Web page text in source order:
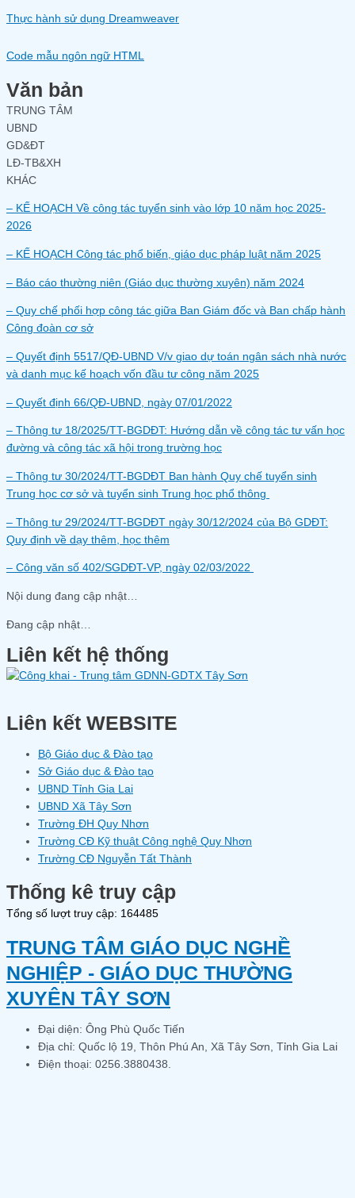
Thực hành sử dụng Dreamweaver
Code mẫu ngôn ngữ HTML
Văn bản
TRUNG TÂM
UBND
GD&ĐT
LĐ-TB&XH
KHÁC
– KẾ HOẠCH Về công tác tuyển sinh vào lớp 10 năm học 2025-
2026
– KẾ HOẠCH Công tác phổ biến, giáo dục pháp luật năm 2025
– Báo cáo thường niên (Giáo dục thường xuyên) năm 2024
– Quy chế phối hợp công tác giữa Ban Giám đốc và Ban chấp hành
Công đoàn cơ sở
– Quyết định 5517/QĐ-UBND V/v giao dự toán ngân sách nhà nước
và danh mục kế hoạch vốn đầu tư công năm 2025
– Quyết định 66/QĐ-UBND, ngày 07/01/2022
– Thông tư 18/2025/TT-BGDĐT: Hướng dẫn về công tác tư vấn học
đường và công tác xã hội trong trường học
– Thông tư 30/2024/TT-BGDĐT Ban hành Quy chế tuyển sinh
Trung học cơ sở và tuyển sinh Trung học phổ thông
– Thông tư 29/2024/TT-BGDĐT ngày 30/12/2024 của Bộ GDĐT:
Quy định về dạy thêm, học thêm
– Công văn số 402/SGDĐT-VP, ngày 02/03/2022
Nội dung đang cập nhật…
Đang cập nhật…
Liên kết hệ thống
Liên kết WEBSITE
Bộ Giáo dục & Đào tạo
Sở Giáo dục & Đào tạo
UBND Tỉnh Gia Lai
UBND Xã Tây Sơn
Trường ĐH Quy Nhơn
Trường CĐ Kỹ thuật Công nghệ Quy Nhơn
Trường CĐ Nguyễn Tất Thành
Thống kê truy cập
Tổng số lượt truy cập: 164485
TRUNG TÂM GIÁO DỤC NGHỀ
NGHIỆP - GIÁO DỤC THƯỜNG
XUYÊN TÂY SƠN
Đại diện: Ông Phù Quốc Tiến
Địa chỉ: Quốc lộ 19, Thôn Phú An, Xã Tây Sơn, Tỉnh Gia Lai
Điện thoại: 0256.3880438.